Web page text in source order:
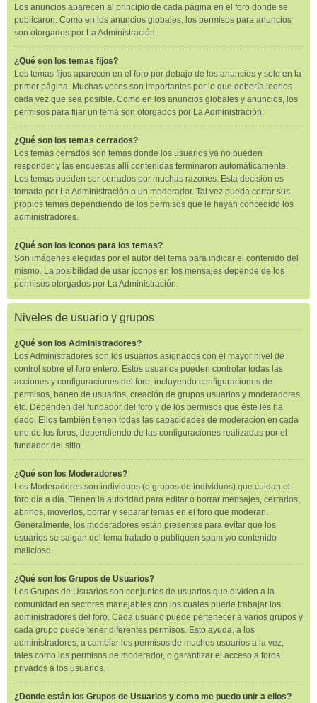
Los anuncios aparecen al principio de cada página en el foro donde se
publicaron. Como en los anuncios globales, los permisos para anuncios
son otorgados por La Administración.
¿Qué son los temas fijos?
Los temas fijos aparecen en el foro por debajo de los anuncios y solo en la
primer página. Muchas veces son importantes por lo que debería leerlos
cada vez que sea posible. Como en los anuncios globales y anuncios, los
permisos para fijar un tema son otorgados por La Administración.
¿Qué son los temas cerrados?
Los temas cerrados son temas donde los usuarios ya no pueden
responder y las encuestas allí contenidas terminaron automáticamente.
Los temas pueden ser cerrados por muchas razones. Esta decisión es
tomada por La Administración o un moderador. Tal vez pueda cerrar sus
propios temas dependiendo de los permisos que le hayan concedido los
administradores.
¿Qué son los iconos para los temas?
Son imágenes elegidas por el autor del tema para indicar el contenido del
mismo. La posibilidad de usar iconos en los mensajes depende de los
permisos otorgados por La Administración.
Niveles de usuario y grupos
¿Qué son los Administradores?
Los Administradores son los usuarios asignados con el mayor nivel de
control sobre el foro entero. Estos usuarios pueden controlar todas las
acciones y configuraciones del foro, incluyendo configuraciones de
permisos, baneo de usuarios, creación de grupos usuarios y moderadores,
etc. Dependen del fundador del foro y de los permisos que éste les ha
dado. Ellos también tienen todas las capacidades de moderación en cada
uno de los foros, dependiendo de las configuraciones realizadas por el
fundador del sitio.
¿Qué son los Moderadores?
Los Moderadores son individuos (o grupos de individuos) que cuidan el
foro día a día. Tienen la autoridad para editar o borrar mensajes, cerrarlos,
abrirlos, moverlos, borrar y separar temas en el foro que moderan.
Generalmente, los moderadores están presentes para evitar que los
usuarios se salgan del tema tratado o publiquen spam y/o contenido
malicioso.
¿Qué son los Grupos de Usuarios?
Los Grupos de Usuarios son conjuntos de usuarios que dividen a la
comunidad en sectores manejables con los cuales puede trabajar los
administradores del foro. Cada usuario puede pertenecer a varios grupos y
cada grupo puede tener diferentes permisos. Esto ayuda, a los
administradores, a cambiar los permisos de muchos usuarios a la vez,
tales como los permisos de moderador, o garantizar el acceso a foros
privados a los usuarios.
¿Donde están los Grupos de Usuarios y como me puedo unir a ellos?